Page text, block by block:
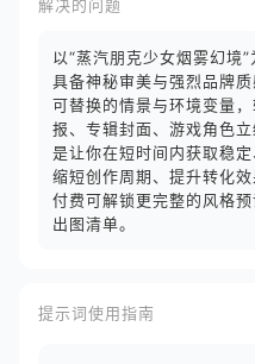
解决的问题
以“蒸汽朋克少女烟雾幻境
具备神秘审美与强烈品牌
可替换的情景与环境变量
报、专辑封面、游戏角色
是让你在短时间内获取稳
缩短创作周期、提升转化
付费可解锁更完整的风格
出图清单。
提示词使用指南